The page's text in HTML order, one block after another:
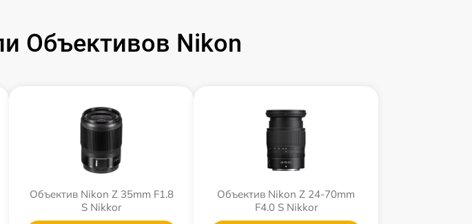
Объективов Nikon
Объектив Nikon Z 35mm F1.8
S Nikkor
Объектив Nikon Z 24-70mm
F4.0 S Nikkor